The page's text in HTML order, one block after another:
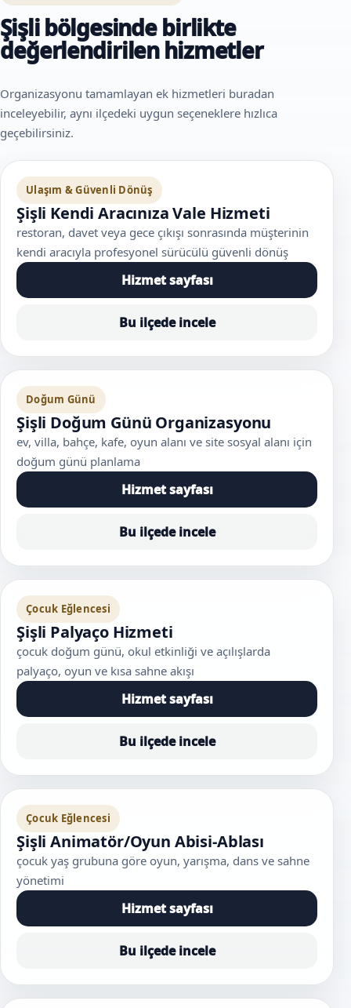
Şişli bölgesinde birlikte
değerlendirilen hizmetler
Organizasyonu tamamlayan ek hizmetleri buradan
inceleyebilir, aynı ilçedeki uygun seçeneklere hızlıca
geçebilirsiniz.
Ulaşım & Güvenli Dönüş
Şişli Kendi Aracınıza Vale Hizmeti
restoran, davet veya gece çıkışı sonrasında müşterinin
kendi aracıyla profesyonel sürücülü güvenli dönüş
Hizmet sayfası
Bu ilçede incele
Doğum Günü
Şişli Doğum Günü Organizasyonu
ev, villa, bahçe, kafe, oyun alanı ve site sosyal alanı için
doğum günü planlama
Hizmet sayfası
Bu ilçede incele
Çocuk Eğlencesi
Şişli Palyaço Hizmeti
çocuk doğum günü, okul etkinliği ve açılışlarda
palyaço, oyun ve kısa sahne akışı
Hizmet sayfası
Bu ilçede incele
Çocuk Eğlencesi
Şişli Animatör/Oyun Abisi-Ablası
çocuk yaş grubuna göre oyun, yarışma, dans ve sahne
yönetimi
Hizmet sayfası
Bu ilçede incele